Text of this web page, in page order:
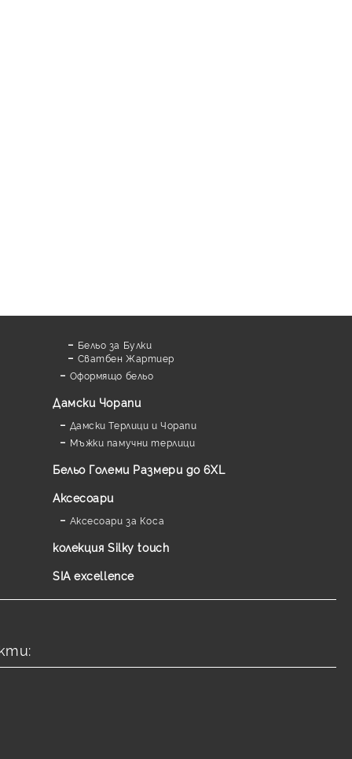
Бельо за Булки
Сватбен Жартиер
Оформящо бельо
Дамски Чорапи
Дамски Терлици и Чорапи
Мъжки памучни терлици
Бельо Големи Размери до 6XL
Аксесоари
Аксесоари за Коса
колекция Silky touch
SIA excellence